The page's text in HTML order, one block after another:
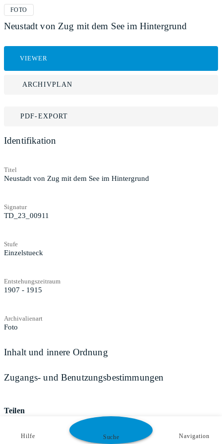
FOTO
Neustadt von Zug mit dem See im Hintergrund
VIEWER
ARCHIVPLAN
PDF-EXPORT
Identifikation
Titel
Neustadt von Zug mit dem See im Hintergrund
Signatur
TD_23_00911
Stufe
Einzelstueck
Entstehungszeitraum
1907 - 1915
Archivalienart
Foto
Inhalt und innere Ordnung
Zugangs- und Benutzungsbestimmungen
Teilen
Hilfe Suche Navigation